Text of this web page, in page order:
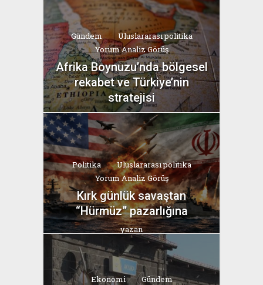
Gündem
Uluslararası politika
Yorum Analiz Görüş
Afrika Boynuzu’nda bölgesel
rekabet ve Türkiye’nin
stratejisi
yazan
Bahri Ak
Politika
Uluslararası politika
Yorum Analiz Görüş
Kırk günlük savaştan
“Hürmüz” pazarlığına
yazan
Bahri Ak
Ekonomi
Gündem